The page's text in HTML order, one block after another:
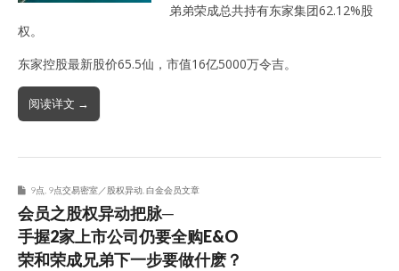
弟弟荣成总共持有东家集团62.12%股
权。
东家控股最新股价65.5仙，市值16亿5000万令吉。
阅读详文 →
9点 9点交易密室／股权异动 白金会员文章
会员之股权异动把脉─
手握2家上市公司仍要全购E&O
荣和荣成兄弟下一步要做什麽？